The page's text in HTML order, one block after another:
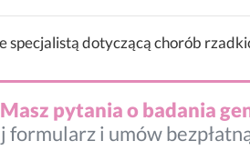
specjalistą dotyczącą chorób
Masz pytania o badania
formularz i umów